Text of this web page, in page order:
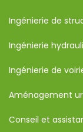
Ingénierie de
Ingénierie
Ingénierie de
Aménagement
Conseil et